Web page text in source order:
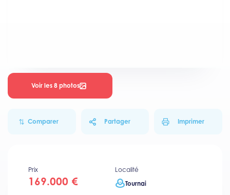
Voir les 8 photos
Comparer Partager Imprimer
Prix
169.000 €
Localité
Tournai